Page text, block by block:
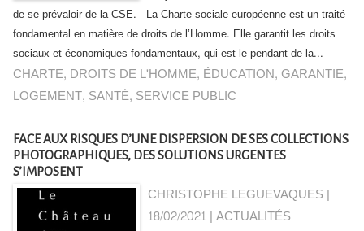
de se prévaloir de la CSE. La Charte sociale européenne est un traité
fondamental en matière de droits de l’Homme. Elle garantit les droits
sociaux et économiques fondamentaux, qui est le pendant de la...
CHARTE, DROITS DE L'HOMME, ÉDUCATION, GARANTIE,
LOGEMENT, SANTÉ, SERVICE PUBLIC
FACE AUX RISQUES D’UNE DISPERSION DE SES COLLECTIONS
PHOTOGRAPHIQUES, DES SOLUTIONS URGENTES
S’IMPOSENT
CHRISTOPHE LEGUEVAQUES |
18/02/2021 |ACTUALITÉS